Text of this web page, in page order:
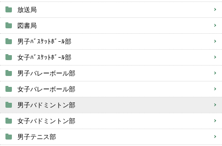
放送局
図書局
男子ﾊﾞｽｹｯﾄﾎﾞｰﾙ部
女子ﾊﾞｽｹｯﾄﾎﾞｰﾙ部
男子バレーボール部
女子バレーボール部
男子バドミントン部
女子バドミントン部
男子テニス部